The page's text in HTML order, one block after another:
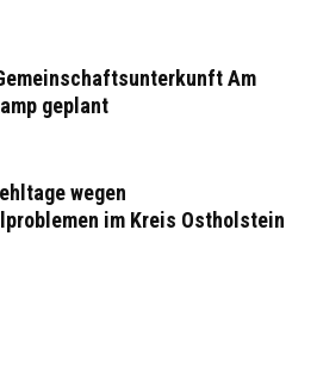
Am
geplant
wegen
im Kreis Ostholstein